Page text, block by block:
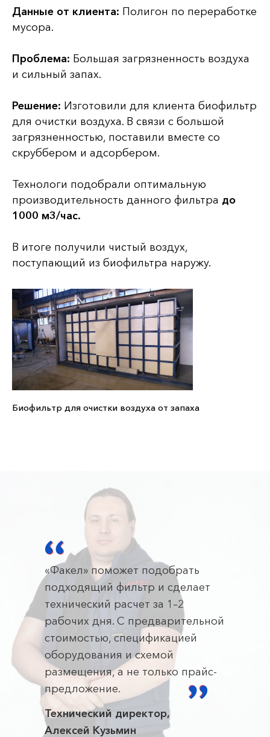
Данные от клиента: Полигон по переработке
мусора.
Проблема: Большая загрязненность воздуха
и сильный запах.
Решение: Изготовили для клиента биофильтр
для очистки воздуха. В связи с большой
загрязненностью, поставили вместе со
скруббером и адсорбером.
Технологи подобрали оптимальную
производительность данного фильтра до
1000 м3/час.
В итоге получили чистый воздух,
поступающий из биофильтра наружу.
Биофильтр для очистки воздуха от запаха
«Факел» поможет подобрать
подходящий фильтр и сделает
технический расчет за 1–2
рабочих дня. С предварительной
стоимостью, спецификацией
оборудования и схемой
размещения, а не только прайс-
предложение.
Технический директор,
Алексей Кузьмин